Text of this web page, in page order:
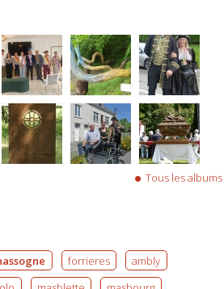
Tous les albums
forrieres
ambly